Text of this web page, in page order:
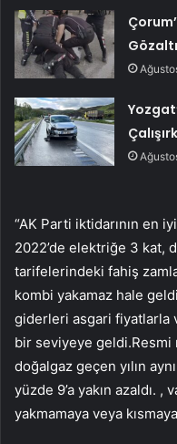
“AK Parti iktidarının en
2022’de elektriğe 3 kat,
tarifelerindeki fahiş
kombi yakamaz hale
giderleri asgari fiyatlarla
bir seviyeye
doğalgaz geçen yılın
yüzde 9’a yakın azaldı.
yakmamaya veya